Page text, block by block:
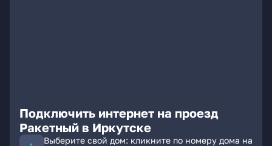
Подключить интернет на проезд
Ракетный в Иркутске
Выберите свой дом: кликните по номеру дома на